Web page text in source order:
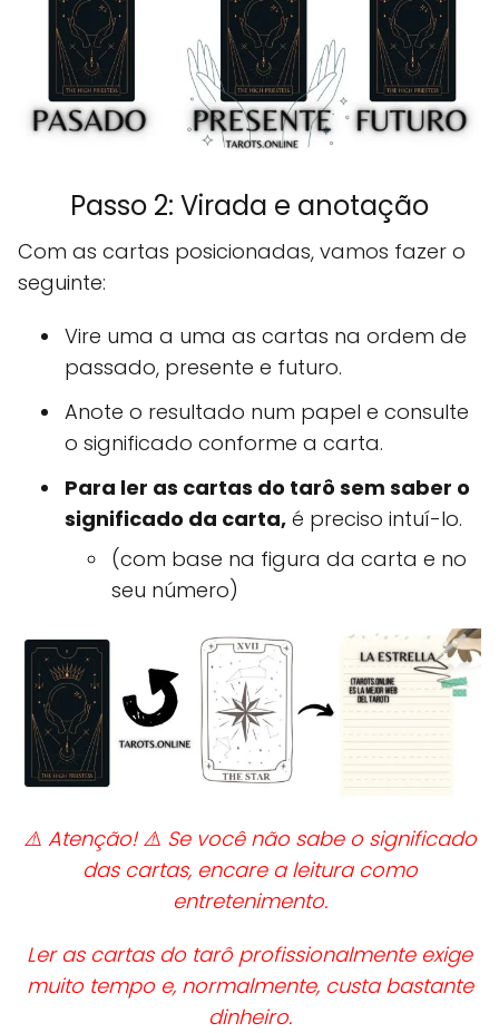
Passo 2: Virada e anotação
Com as cartas posicionadas, vamos fazer o
seguinte:
Vire uma a uma as cartas na ordem de
passado, presente e futuro.
Anote o resultado num papel e consulte
o significado conforme a carta.
Para ler as cartas do tarô sem saber o
significado da carta, é preciso intuí-lo.
(com base na figura da carta e no
seu número)
⚠️ Atenção! ⚠️ Se você não sabe o significado
das cartas, encare a leitura como
entretenimento.
Ler as cartas do tarô profissionalmente exige
muito tempo e, normalmente, custa bastante
dinheiro.